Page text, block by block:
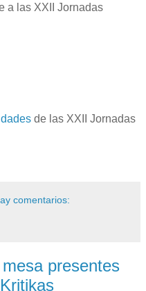
a las XXII Jornadas
de las XXII Jornadas
comentarios:
presentes